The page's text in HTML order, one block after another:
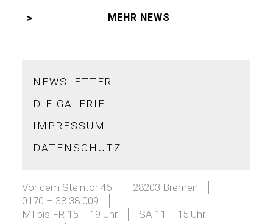
MEHR NEWS
NEWSLETTER
DIE GALERIE
IMPRESSUM
DATENSCHUTZ
Vor dem Steintor 46
28203 Bremen
0170 – 38 38 009
MI bis FR 15 – 19 Uhr
SA 11 – 15 Uhr